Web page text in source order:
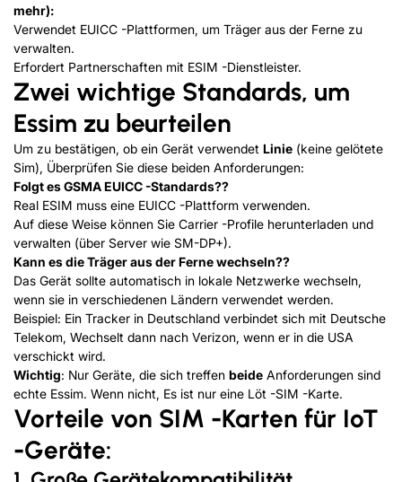
mehr):
Verwendet EUICC -Plattformen, um Träger aus der Ferne zu
verwalten.
Erfordert Partnerschaften mit ESIM -Dienstleister.
Zwei wichtige Standards, um
Essim zu beurteilen
Um zu bestätigen, ob ein Gerät verwendet Linie (keine gelötete
Sim), Überprüfen Sie diese beiden Anforderungen:
Folgt es GSMA EUICC -Standards??
Real ESIM muss eine EUICC -Plattform verwenden.
Auf diese Weise können Sie Carrier -Profile herunterladen und
verwalten (über Server wie SM-DP+).
Kann es die Träger aus der Ferne wechseln??
Das Gerät sollte automatisch in lokale Netzwerke wechseln,
wenn sie in verschiedenen Ländern verwendet werden.
Beispiel: Ein Tracker in Deutschland verbindet sich mit Deutsche
Telekom, Wechselt dann nach Verizon, wenn er in die USA
verschickt wird.
Wichtig: Nur Geräte, die sich treffen beide Anforderungen sind
echte Essim. Wenn nicht, Es ist nur eine Löt -SIM -Karte.
Vorteile von SIM -Karten für IoT
-Geräte: